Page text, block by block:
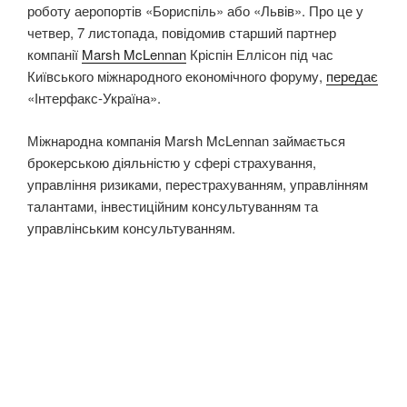
роботу аеропортів «Бориспіль» або «Львів». Про це у
четвер, 7 листопада, повідомив старший партнер
компанії Marsh McLennan Кріспін Еллісон під час
Київського міжнародного економічного форуму, передає
«Інтерфакс-Україна».
Міжнародна компанія Marsh McLennan займається
брокерською діяльністю у сфері страхування,
управління ризиками, перестрахуванням, управлінням
талантами, інвестиційним консультуванням та
управлінським консультуванням.